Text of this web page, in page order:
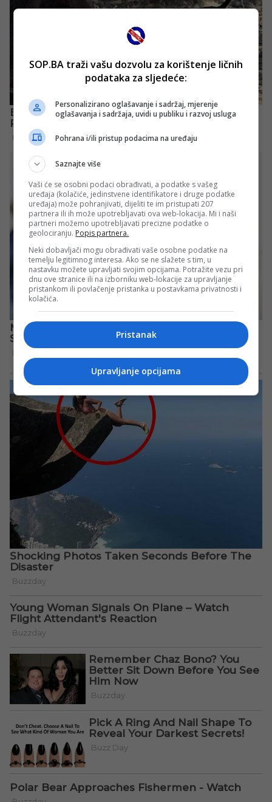
SOP.BA traži vašu dozvolu za korištenje ličnih
podataka za sljedeće:
Personalizirano oglašavanje i sadržaj, mjerenje
oglašavanja i sadržaja, uvidi u publiku i razvoj usluga
Pohrana i/ili pristup podacima na uređaju
Saznajte više
Vaši će se osobni podaci obrađivati, a podatke s vašeg
uređaja (kolačiće, jedinstvene identifikatore i druge podatke
uređaja) može pohranjivati, dijeliti te im pristupati 207
partnera ili ih može upotrebljavati ova web-lokacija. Mi i naši
partneri možemo upotrebljavati precizne podatke o
geolociranju. Popis partnera.
Neki dobavljači mogu obrađivati vaše osobne podatke na
temelju legitimnog interesa. Ako se ne slažete s tim, u
nastavku možete upravljati svojim opcijama. Potražite vezu pri
dnu ove stranice ili na izborniku web-lokacije za upravljanje
pristankom ili povlačenje pristanka u postavkama privatnosti i
kolačića.
Pristanak
Upravljanje opcijama